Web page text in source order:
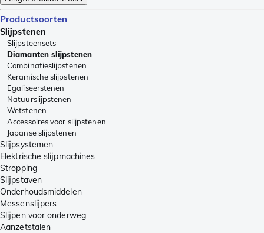
Productsoorten
Slijpstenen
Slijpsteensets
Diamanten slijpstenen
Combinatieslijpstenen
Keramische slijpstenen
Egaliseerstenen
Natuurslijpstenen
Wetstenen
Accessoires voor slijpstenen
Japanse slijpstenen
Slijpsystemen
Elektrische slijpmachines
Stropping
Slijpstaven
Onderhoudsmiddelen
Messenslijpers
Slijpen voor onderweg
Aanzetstalen